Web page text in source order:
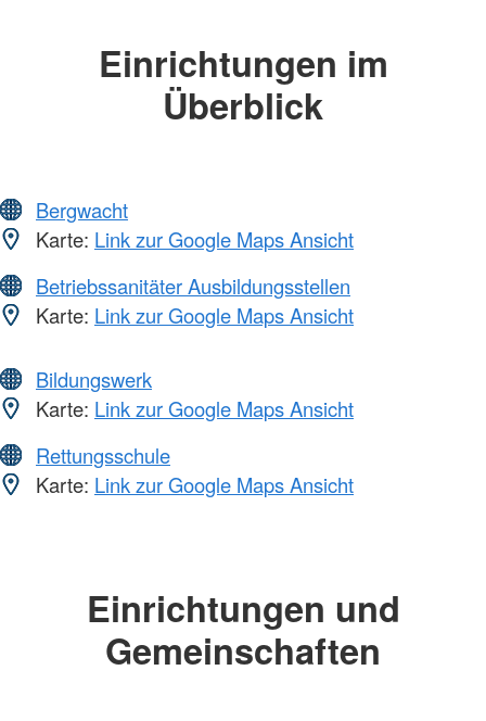
Einrichtungen im
Überblick
Bergwacht
Karte: Link zur Google Maps Ansicht
Betriebssanitäter Ausbildungsstellen
Karte: Link zur Google Maps Ansicht
Bildungswerk
Karte: Link zur Google Maps Ansicht
Rettungsschule
Karte: Link zur Google Maps Ansicht
Einrichtungen und
Gemeinschaften